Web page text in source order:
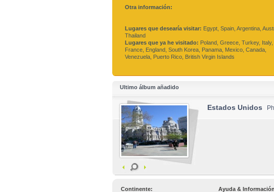
Otra información:
Lugares que desearía visitar: Egypt, Spain, Argentina,
Thailand
Lugares que ya he visitado: Poland, Greece, Turkey, Italy,
France, England, South Korea, Panama, Mexico, Canada,
Venezuela, Puerto Rico, British Virgin Islands
Ultimo álbum añadido
Estados Unidos
Continente: Ayuda &